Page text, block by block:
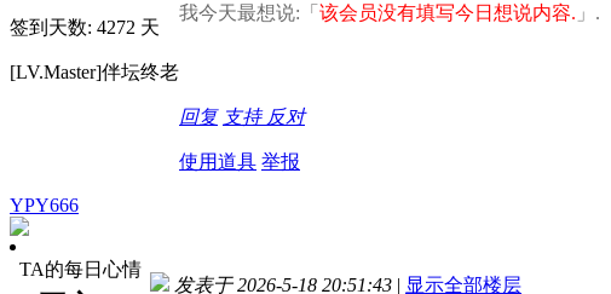
签到天数: 4272 天
[LV.Master]伴坛终老
我今天最想说:「 该会员没有填写今日想说内容. 」.
回复 支持 反对
使用道具 举报
YPY666
TA的每日心情
发表于 2026-5-18 20:51:43 | 显示全部楼层